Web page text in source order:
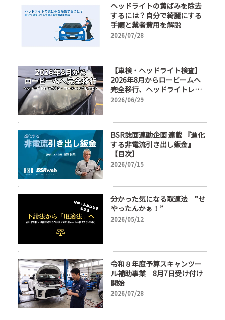
ヘッドライトの黄ばみを除去
するには？自分で綺麗にする
手順と業者費用を解説
2026/07/28
【車検・ヘッドライト検査】
2026年8月からロービームへ
完全移行、ヘッドライトレン
ズ磨き・コーティングも重要
2026/06/29
BSR誌面連動企画 連載 『進化
する非電流引き出し鈑金』
【目次】
2026/07/15
分かった気になる取適法 ”せ
やったんかぁ！”
2026/05/12
令和８年度予算スキャンツー
ル補助事業 8月7日受け付け
開始
2026/07/28